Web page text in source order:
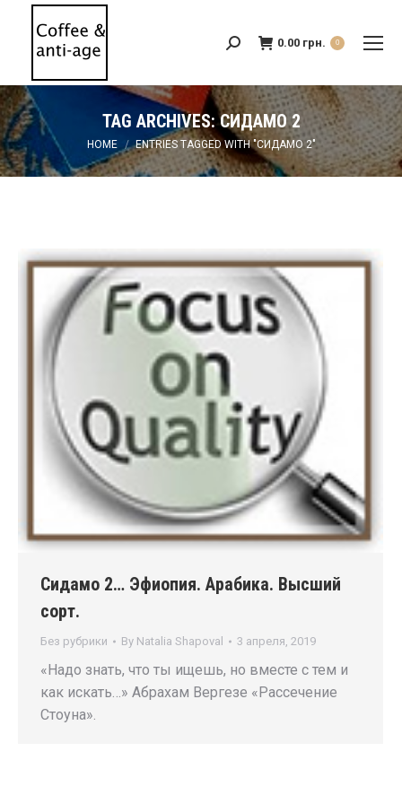
Search: 0.00 грн. 0
TAG ARCHIVES:СИДАМО 2
You are here:
HOME ENTRIES TAGGED WITH "СИДАМО 2"
Сидамо 2… Эфиопия. Арабика. Высший
сорт.
Без рубрики By Natalia Shapoval 3 апреля, 2019
«Надо знать, что ты ищешь, но вместе с тем и
как искать…» Абрахам Вергезе «Рассечение
Стоуна».